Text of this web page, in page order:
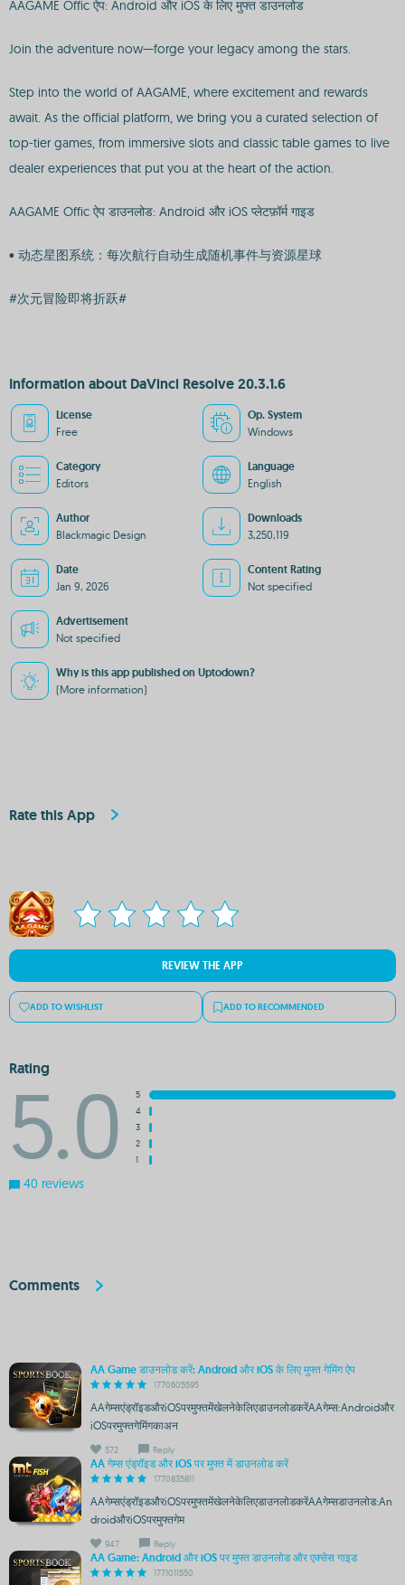
AAGAME Offic ऐप: Android और iOS के लिए मुफ्त डाउनलोड
Join the adventure now—forge your legacy among the stars.
Step into the world of AAGAME, where excitement and rewards
await. As the official platform, we bring you a curated selection of
top-tier games, from immersive slots and classic table games to live
dealer experiences that put you at the heart of the action.
AAGAME Offic ऐप डाउनलोड: Android और iOS प्लेटफ़ॉर्म गाइड
• 动态星图系统：每次航行自动生成随机事件与资源星球
#次元冒险即将折跃#
Information about DaVinci Resolve 20.3.1.6
License
Free
Op. System
Windows
Category
Editors
Language
English
Author
Blackmagic Design
Downloads
3,250,119
Date
Jan 9, 2026
Content Rating
Not specified
Advertisement
Not specified
Why is this app published on Uptodown?
(More information)
Rate this App
REVIEW THE APP
ADD TO WISHLIST ADD TO RECOMMENDED
Rating
5.0
5
4
3
2
1
40 reviews
Comments
AA Game डाउनलोड करें: Android और iOS के लिए मुफ्त गेमिंग ऐप
1770605595
AAगेम्सएंड्रॉइडऔरiOSपरमुफ्तमेंखेलनेकेलिएडाउनलोडकरेंAAगेम्स:Androidऔर
iOSपरमुफ्तगेमिंगकाअन
572 Reply
AA गेम्स एंड्रॉइड और iOS पर मुफ्त में डाउनलोड करें
1770835811
AAगेम्सएंड्रॉइडऔरiOSपरमुफ्तमेंखेलनेकेलिएडाउनलोडकरेंAAगेम्सडाउनलोड:An
droidऔरiOSपरमुफ्तगेम
947 Reply
AA Game: Android और iOS पर मुफ्त डाउनलोड और एक्सेस गाइड
1771011550